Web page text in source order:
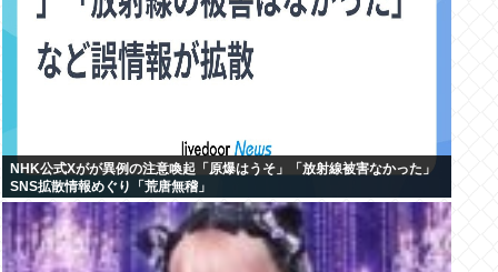
NHK公式Xがが異例の注意喚起「原爆はうそ」「放射線被害なかった」
SNS拡散情報めぐり「荒唐無稽」